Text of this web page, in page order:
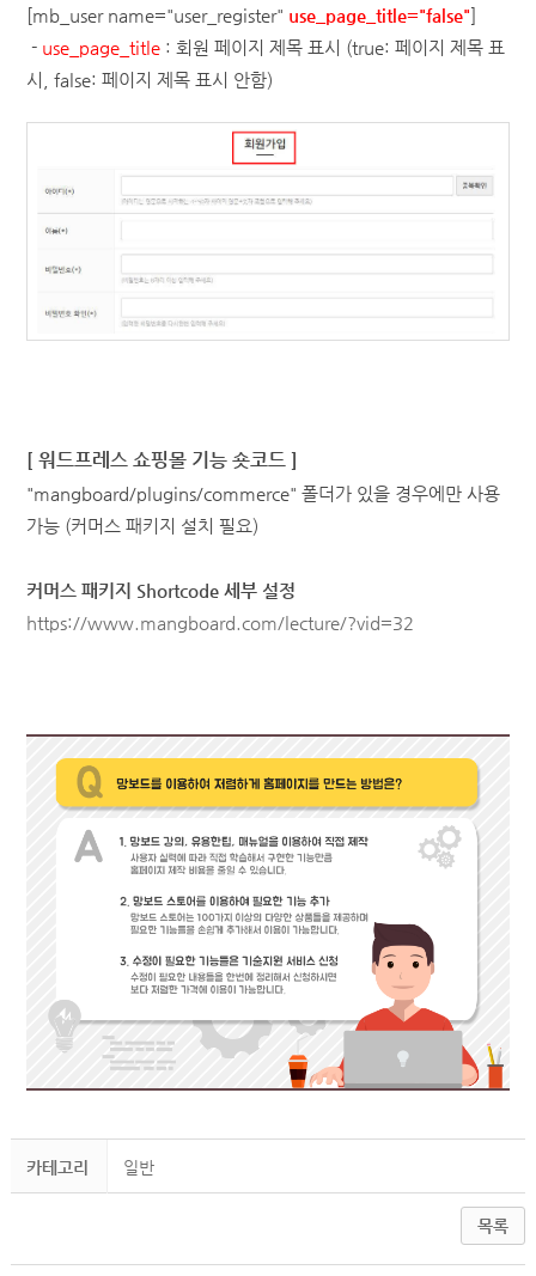
[mb_user name="user_register" use_page_title="false"]
- use_page_title : 회원 페이지 제목 표시 (true: 페이지 제목 표
시, false: 페이지 제목 표시 안함)
[ 워드프레스 쇼핑몰 기능 숏코드 ]
"mangboard/plugins/commerce" 폴더가 있을 경우에만 사용
가능 (커머스 패키지 설치 필요)
커머스 패키지 Shortcode 세부 설정
https://www.mangboard.com/lecture/?vid=32
카테고리 일반
목록